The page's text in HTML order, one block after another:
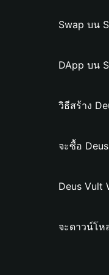
Swap บน
DApp บน
วิธีสร้าง
จะซื้อ
Deus Vult
จะดาวน์โห